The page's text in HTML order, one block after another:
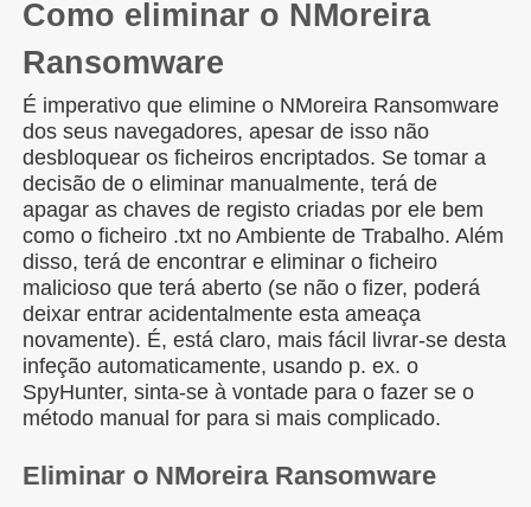
Como eliminar o NMoreira
Ransomware
É imperativo que elimine o NMoreira Ransomware
dos seus navegadores, apesar de isso não
desbloquear os ficheiros encriptados. Se tomar a
decisão de o eliminar manualmente, terá de
apagar as chaves de registo criadas por ele bem
como o ficheiro .txt no Ambiente de Trabalho. Além
disso, terá de encontrar e eliminar o ficheiro
malicioso que terá aberto (se não o fizer, poderá
deixar entrar acidentalmente esta ameaça
novamente). É, está claro, mais fácil livrar-se desta
infeção automaticamente, usando p. ex. o
SpyHunter, sinta-se à vontade para o fazer se o
método manual for para si mais complicado.
Eliminar o NMoreira Ransomware